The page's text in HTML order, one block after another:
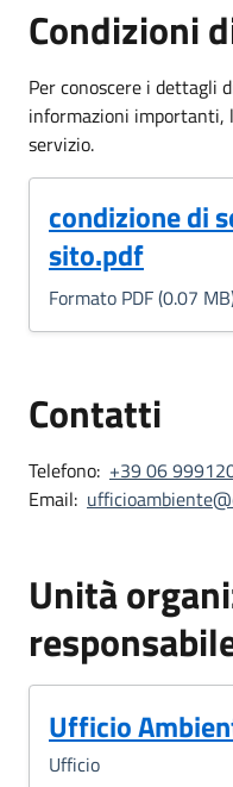
Condizioni
Per conoscere i dettagli
informazioni importanti,
servizio.
condizione di
sito.pdf
(Formato
Formato PDF (0.07
Contatti
Telefono: +39 06
Email:
Unità
Ufficio
Ufficio